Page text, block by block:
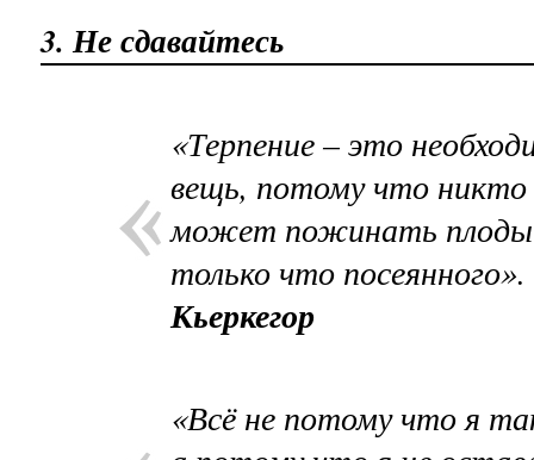
3. Не сдавайтесь
«Терпение – это
вещь, потому что никто
может пожинать плоды
только что посеянного».
Кьеркегор
«Всё не потому что я